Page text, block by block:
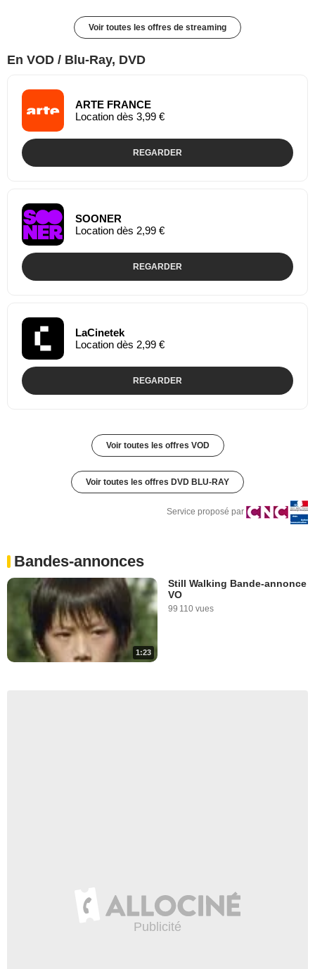
Voir toutes les offres de streaming
En VOD / Blu-Ray, DVD
ARTE FRANCE
Location dès 3,99 €
REGARDER
SOONER
Location dès 2,99 €
REGARDER
LaCinetek
Location dès 2,99 €
REGARDER
Voir toutes les offres VOD
Voir toutes les offres DVD BLU-RAY
Service proposé par
Bandes-annonces
1:23
Still Walking Bande-annonce
VO
99 110 vues